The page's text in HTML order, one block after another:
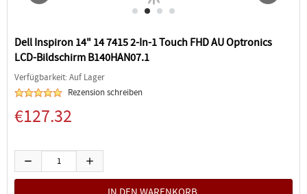
Dell Inspiron 14" 14 7415 2-In-1 Touch FHD AU Optronics
LCD-Bildschirm B140HAN07.1
Verfügbarkeit: Auf Lager
Rezension schreiben
€127.32